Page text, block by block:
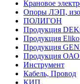
Крановое
Опоры ЛЭП,
ПОЛИГОН
Продукция
Продукция Eliko
Продукция
Продукция
Инструмент
Кабель, Провод
КИП